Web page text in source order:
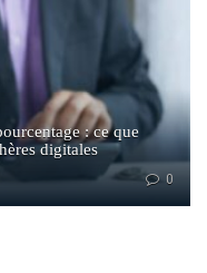
: ce que
digitales
0